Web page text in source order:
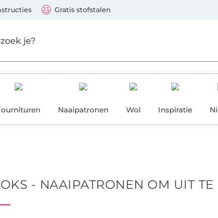
Gratis stofstalen
Naaipatronen Wol Inspiratie
- NAAIPATRONEN OM UIT TE
Mastercard, PayPal, iDeal, Vooruitbetaling via